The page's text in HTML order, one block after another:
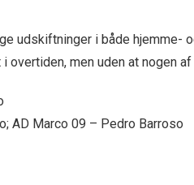
udskiftninger i både hjemme-
men uden at nogen
AD Marco 09 – Pedro Barroso